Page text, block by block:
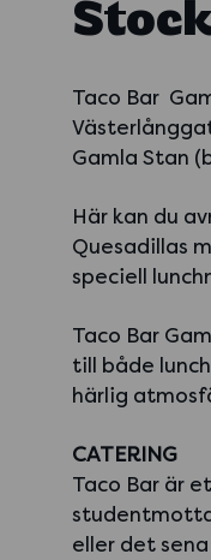
Taco Bar
Gamla Stan
Här kan du
Quesadillas
speciell
Taco Bar
till både
härlig
CATERING
Taco Bar är
eller det